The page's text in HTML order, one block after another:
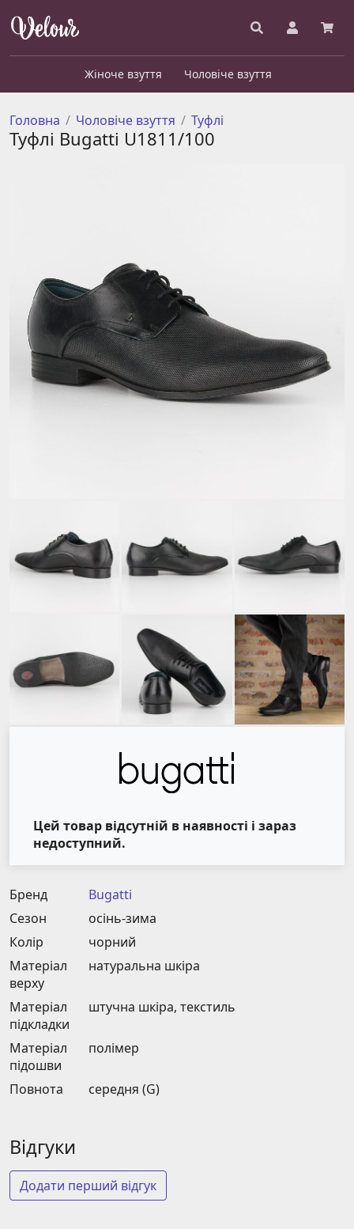
Жіноче взуття Чоловіче взуття
Головна Чоловіче взуття Туфлі
Туфлі Bugatti U1811/100
Цей товар відсутній в наявності і зараз
недоступний.
Бренд
Bugatti
Сезон
осінь-зима
Колір
чорний
Матеріал
верху
натуральна шкіра
Матеріал
підкладки
штучна шкіра, текстиль
Матеріал
підошви
полімер
Повнота середня (G)
Відгуки
Додати перший відгук